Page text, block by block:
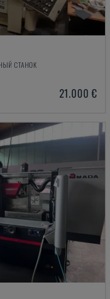
СТАНОК
21.000 €